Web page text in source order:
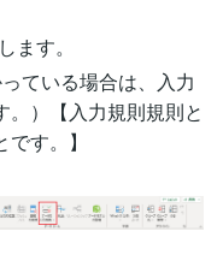
ます。
ている場合は、入力
）【入力規則規則と
す。】